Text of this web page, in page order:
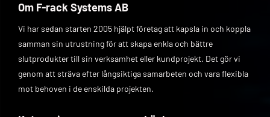
Om F-rack Systems AB
Vi har sedan starten 2005 hjälpt företag att kapsla in och koppla
samman sin utrustning för att skapa enkla och bättre
slutprodukter till sin verksamhet eller kundprojekt. Det gör vi
genom att sträva efter långsiktiga samarbeten och vara flexibla
mot behoven i de enskilda projekten.